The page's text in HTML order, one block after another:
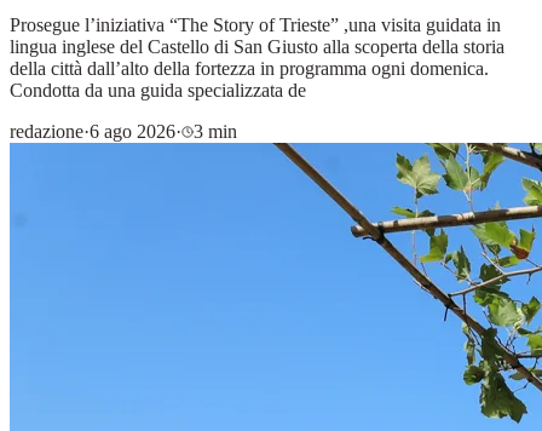
Prosegue l’iniziativa “The Story of Trieste” ,una visita guidata in
lingua inglese del Castello di San Giusto alla scoperta della storia
della città dall’alto della fortezza in programma ogni domenica.
Condotta da una guida specializzata de
redazione·6 ago 2026· 3 min